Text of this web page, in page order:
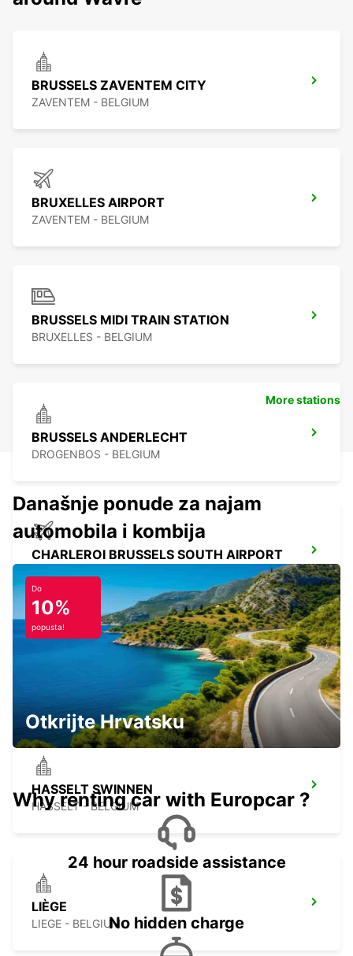
BRUSSELS ZAVENTEM CITY
ZAVENTEM - BELGIUM
BRUXELLES AIRPORT
ZAVENTEM - BELGIUM
BRUSSELS MIDI TRAIN STATION
BRUXELLES - BELGIUM
BRUSSELS ANDERLECHT
DROGENBOS - BELGIUM
CHARLEROI BRUSSELS SOUTH AIRPORT
HASSELT SWINNEN
HASSELT - BELGIUM
LIÈGE
LIEGE - BELGIUM
More stations
Današnje ponude za najam
automobila i kombija
Do
10%
popusta!
Otkrijte Hrvatsku
Why renting car with Europcar ?
24 hour roadside assistance
No hidden charge